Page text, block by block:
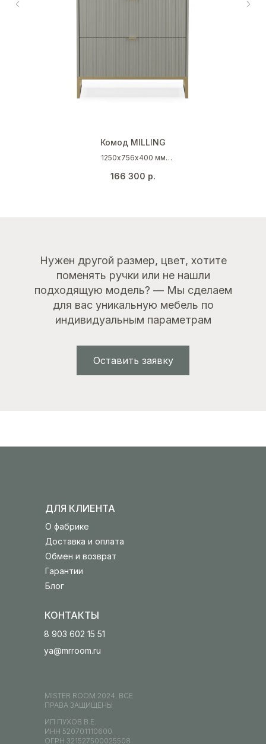
Комод MILLING
1250х756х400 мм
Золото
166 300 р.
Нужен другой размер, цвет, хотите
поменять ручки или не нашли
подходящую модель? — Мы сделаем
для вас уникальную мебель по
индивидуальным параметрам
Оставить заявку
Блог
Гарантии
ИП ПУХОВ В.Е.
ИНН 520701110600
ОГРН 321527500025508
MISTER ROOM 2024. ВСЕ
ПРАВА ЗАЩИЩЕНЫ
Обмен и возврат
Доставка и оплата
О фабрике
ДЛЯ КЛИЕНТА
КОНТАКТЫ
8 903 602 15 51
ya@mrroom.ru